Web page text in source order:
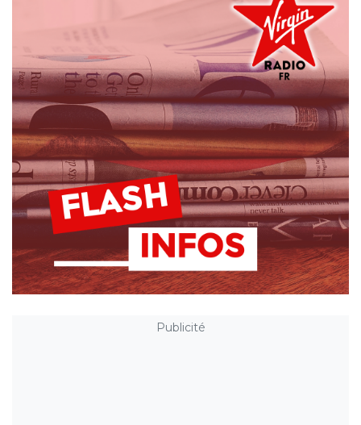
Publicité